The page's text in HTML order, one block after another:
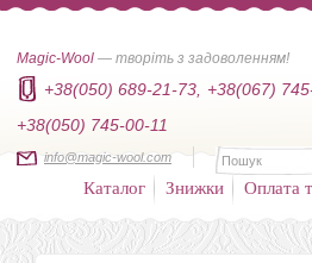
Magic-Wool — творіть з задоволенням!
+38(050) 689-21-73,
+38(067)
+38(050) 745-00-11
info@magic-wool.com
Каталог Знижки Оплата